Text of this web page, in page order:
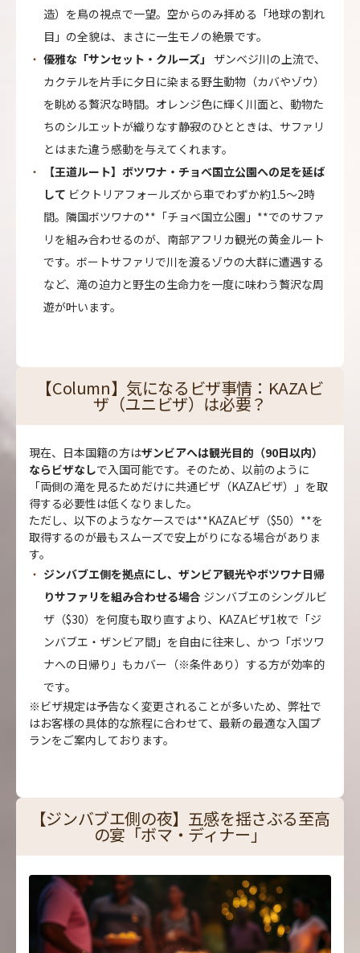
造）を鳥の視点で一望。空からのみ拝める「地球の割れ
目」の全貌は、まさに一生モノの絶景です。
優雅な「サンセット・クルーズ」
ザンベジ川の上流で、
カクテルを片手に夕日に染まる野生動物（カバやゾウ）
を眺める贅沢な時間。オレンジ色に輝く川面と、動物た
ちのシルエットが織りなす静寂のひとときは、サファリ
とはまた違う感動を与えてくれます。
【王道ルート】ボツワナ・チョベ国立公園への足を延ば
して ビクトリアフォールズから車でわずか約1.5〜2時
間。隣国ボツワナの**「チョベ国立公園」**でのサファ
リを組み合わせるのが、南部アフリカ観光の黄金ルート
です。ボートサファリで川を渡るゾウの大群に遭遇する
など、滝の迫力と野生の生命力を一度に味わう贅沢な周
遊が叶います。
【Column】気になるビザ事情：KAZAビ
ザ（ユニビザ）は必要？
現在、日本国籍の方はザンビアへは観光目的（90日以内）
ならビザなしで入国可能です。そのため、以前のように
「両側の滝を見るためだけに共通ビザ（KAZAビザ）」を取
得する必要性は低くなりました。
ただし、以下のようなケースでは**KAZAビザ（$50）**を
取得するのが最もスムーズで安上がりになる場合がありま
す。
ジンバブエ側を拠点にし、ザンビア観光やボツワナ日帰
りサファリを組み合わせる場合 ジンバブエのシングルビ
ザ（$30）を何度も取り直すより、KAZAビザ1枚で「ジ
ンバブエ・ザンビア間」を自由に往来し、かつ「ボツワ
ナへの日帰り」もカバー（※条件あり）する方が効率的
です。
※ビザ規定は予告なく変更されることが多いため、弊社で
はお客様の具体的な旅程に合わせて、最新の最適な入国プ
ランをご案内しております。
【ジンバブエ側の夜】五感を揺さぶる至高
の宴「ボマ・ディナー」